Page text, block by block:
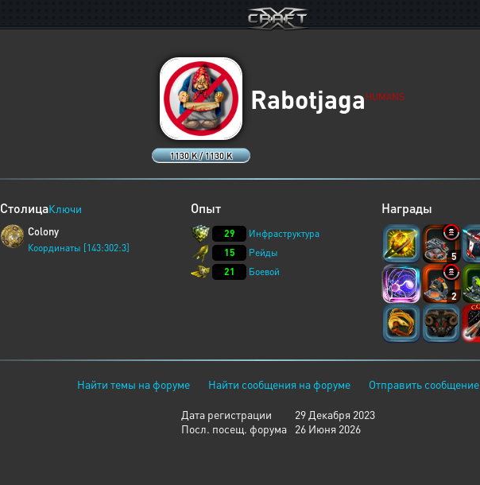
1130 K / 1130 K
Rabotjaga HUMANS
СтолицаКлючи
Colony
Координаты [143:302:3]
Опыт
29
Инфраструктура
15
Рейды
21
Боевой
Награды
5
2
Найти темы на форуме Найти сообщения на форуме Отправить сообщение
Дата регистрации
29 Декабря 2023
Посл. посещ. форума
26 Июня 2026